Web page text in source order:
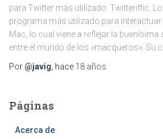
para Twitter más utilizado: Twitteriffic.
programa más utilizado para
Mac, lo cual viene a reflejar la buenísima
entre el mundo de los «macqueros». Su
Por@javig , hace 18 años
Páginas
Acerca de